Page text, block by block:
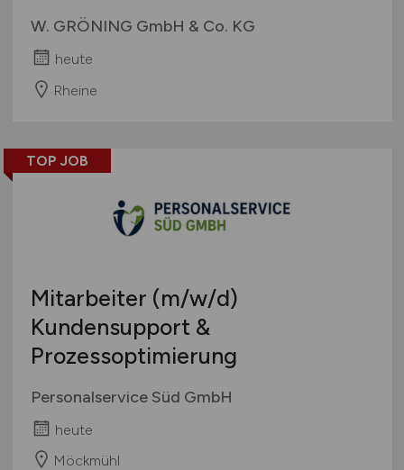
W. GRÖNING GmbH & Co. KG
heute
Rheine
TOP JOB
Mitarbeiter (m/w/d)
Kundensupport &
Prozessoptimierung
Personalservice Süd GmbH
heute
Möckmühl